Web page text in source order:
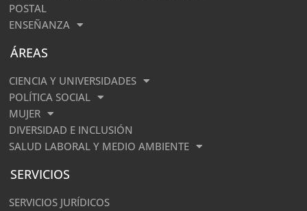
POSTAL
ENSEÑANZA
ÁREAS
CIENCIA Y UNIVERSIDADES
POLÍTICA SOCIAL
MUJER
DIVERSIDAD E INCLUSIÓN
SALUD LABORAL Y MEDIO AMBIENTE
SERVICIOS
SERVICIOS JURÍDICOS